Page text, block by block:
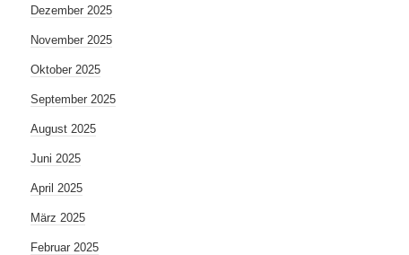
Dezember 2025
November 2025
Oktober 2025
September 2025
August 2025
Juni 2025
April 2025
März 2025
Februar 2025